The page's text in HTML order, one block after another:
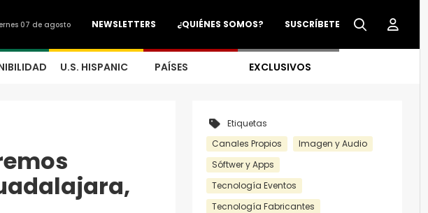
SUSCRÍBETE
¿QUIÉNES SOMOS?
NEWSLETTERS
07 de agosto
U.S. HISPANIC PAÍSES EXCLUSIVOS
Etiquetas
Canales Propios
Imagen y Audio
Sóftwer y Apps
Tecnología Eventos
Tecnología Fabricantes